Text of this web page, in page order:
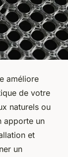
améliore
de votre
naturels ou
apporte un
et
un